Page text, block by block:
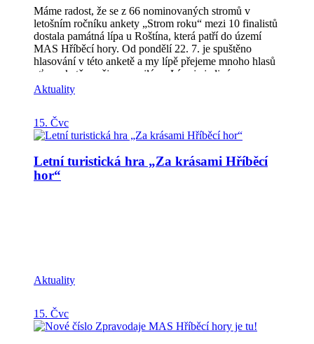
Máme radost, že se z 66 nominovaných stromů v
letošním ročníku ankety „Strom roku“ mezi 10 finalistů
dostala památná lípa u Roštína, která patří do území
MAS Hříběcí hory. Od pondělí 22. 7. je spuštěno
hlasování v této anketě a my lípě přejeme mnoho hlasů
ať v anketě uspěje, co nejlépe. Lípa je jediným
zástupcem ze Zlínského kraje v tomto ročníku, proto je
namístě spojit síly z širokého okolí a propagovat tuto
památnou lípu u Roštína a pošlete jí hlas. Sdílejte
informaci také na svých webech a sociálních sítích.
www.stromroku.cz/hlasovani Aby byl váš hlas platný,
je nutné jej ještě odkliknout ve vaší emailové schránce.
Aktuality
15. Čvc
Letní turistická hra „Za krásami Hříběcí
hor“
Aktuality
15. Čvc